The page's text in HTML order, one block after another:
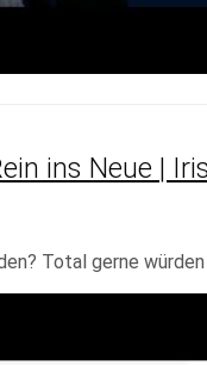
ins Neue |
Total gerne